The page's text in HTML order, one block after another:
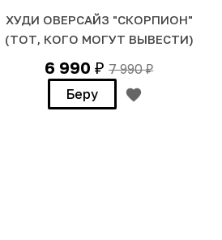
ХУДИ ОВЕРСАЙЗ "СКОРПИОН"
(ТОТ, КОГО МОГУТ ВЫВЕСТИ)
6 990₽ 7 990₽
Беру